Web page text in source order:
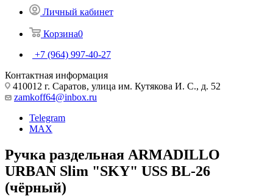
Личный кабинет
Корзина0
+7 (964) 997-40-27
Контактная информация
410012 г. Саратов, улица им. Кутякова И. С., д. 52
zamkoff64@inbox.ru
Telegram
MAX
Ручка раздельная ARMADILLO
URBAN Slim "SKY" USS BL-26
(чёрный)